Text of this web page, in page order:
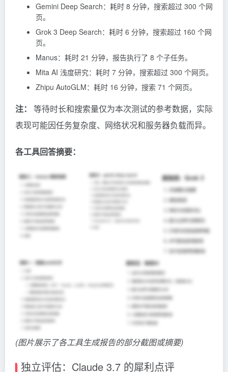
Gemini Deep Search：耗时 8 分钟，搜索超过 300 个网
页。
Grok 3 Deep Search：耗时 6 分钟，搜索超过 160 个网
页。
Manus：耗时 21 分钟，报告执行了 8 个子任务。
Mita AI 浅度研究：耗时 7 分钟，搜索超过 300 个网页。
Zhipu AutoGLM：耗时 16 分钟，搜索 71 个网页。
注：
等待时长和搜索量仅为本次测试的参考数据，实际
表现可能因任务复杂度、网络状况和服务器负载而异。
各工具回答摘要：
(图片展示了各工具生成报告的部分截图或摘要)
独立评估：Claude 3.7 的犀利点评